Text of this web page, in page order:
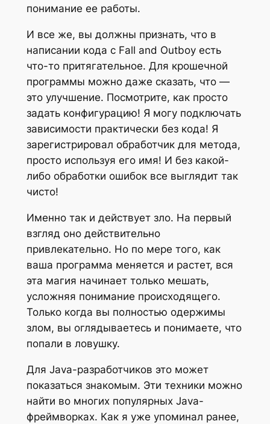
понимание ее работы.
И все же, вы должны признать, что в
написании кода с Fall and Outboy есть
что-то притягательное. Для крошечной
программы можно даже сказать, что —
это улучшение. Посмотрите, как просто
задать конфигурацию! Я могу подключать
зависимости практически без кода! Я
зарегистрировал обработчик для метода,
просто используя его имя! И без какой-
либо обработки ошибок все выглядит так
чисто!
Именно так и действует зло. На первый
взгляд оно действительно
привлекательно. Но по мере того, как
ваша программа меняется и растет, вся
эта магия начинает только мешать,
усложняя понимание происходящего.
Только когда вы полностью одержимы
злом, вы оглядываетесь и понимаете, что
попали в ловушку.
Для Java-разработчиков это может
показаться знакомым. Эти техники можно
найти во многих популярных Java-
фреймворках. Как я уже упоминал ранее,